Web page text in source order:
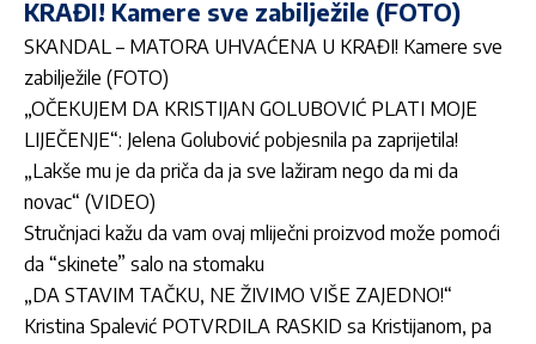
KRAĐI! Kamere sve zabilježile (FOTO)
SKANDAL – MATORA UHVAĆENA U KRAĐI! Kamere sve
zabilježile (FOTO)
„OČEKUJEM DA KRISTIJAN GOLUBOVIĆ PLATI MOJE
LIJEČENJE“: Jelena Golubović pobjesnila pa zaprijetila!
„Lakše mu je da priča da ja sve lažiram nego da mi da
novac“ (VIDEO)
Stručnjaci kažu da vam ovaj mliječni proizvod može pomoći
da “skinete” salo na stomaku
„DA STAVIM TAČKU, NE ŽIVIMO VIŠE ZAJEDNO!“
Kristina Spalević POTVRDILA RASKID sa Kristijanom, pa